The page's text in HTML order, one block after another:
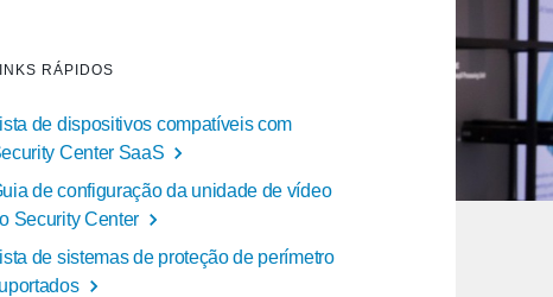
RÁPIDOS
de dispositivos compatíveis com
Center SaaS
de configuração da unidade de vídeo
Security Center
de sistemas de proteção de perímetro